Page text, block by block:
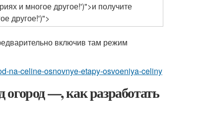
и многое другое!')">и получите
другое!')">
включив там режим
na-celine-osnovnye-etapy-osvoeniya-celiny
—, как разработать